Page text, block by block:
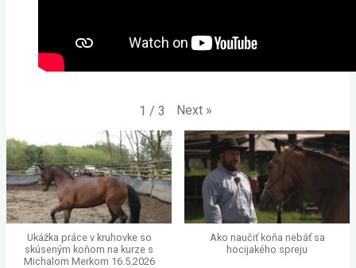
1 / 3 Next »
Ukážka práce v kruhovke so
skúseným koňom na kurze s
Michalom Merkom 16.5.2026
Ako naučiť koňa nebáť sa
hocijakého spreju